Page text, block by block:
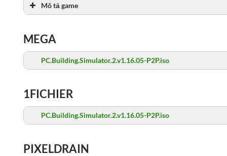
Mô tả game
MEGA
PC.Building.Simulator.2.v1.16.05-P2P.iso
1FICHIER
PC.Building.Simulator.2.v1.16.05-P2P.iso
PIXELDRAIN